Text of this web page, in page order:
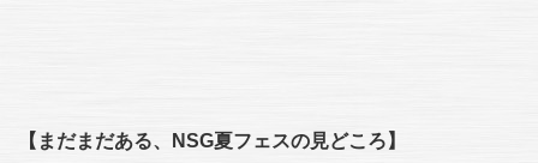
【まだまだある、NSG夏フェスの見どころ】